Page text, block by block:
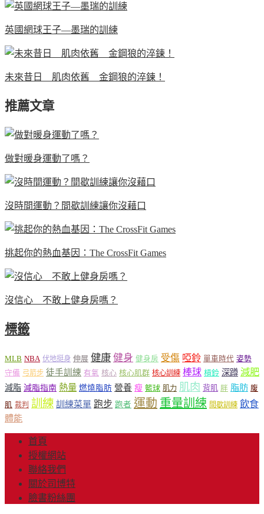
英國網球王子—墨瑞的訓練
未來昔日 肌肉依舊 金鋼狼的淬鍊！
推薦文章
做對暖身運動了嗎？
沒時間運動？間歇訓練讓你沒藉口
挑起你的熱血基因：The CrossFit Games
沒信心 不敢上健身房嗎？
標籤
MLB NBA 伏地挺身 伸展 健康 健身 健身房 受傷 啞鈴 單車時代 姿勢
守備 弓箭步 徒手訓練 有氧 核心 核心肌群 核心訓練 棒球 槓鈴 深蹲 減肥
減脂 減脂指南 熱量 燃燒脂肪 營養 瘦 籃球 肌力 肌肉 背肌 胖 脂肪 腹
肌 裁判 訓練 訓練菜單 跑步 跑者 運動 重量訓練 間歇訓練 飲食
體能
首頁
授權網站
聯絡我們
關於司博特
臉書粉絲團